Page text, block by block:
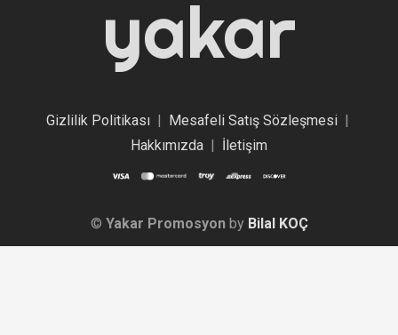
yakar
Gizlilik Politikası| Mesafeli Satış Sözleşmesi|
Hakkımızda | İletişim
© Yakar Promosyonby Bilal KOÇ